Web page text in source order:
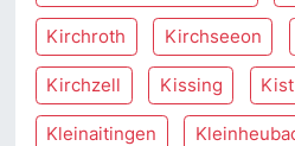
Kirchroth Kirchseeon
Kirchzell Kissing Kist
Kleinaitingen